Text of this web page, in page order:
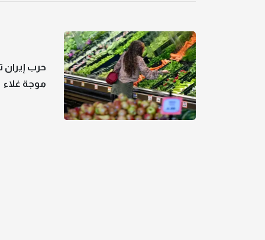
حرب إيران
موجة غلاء